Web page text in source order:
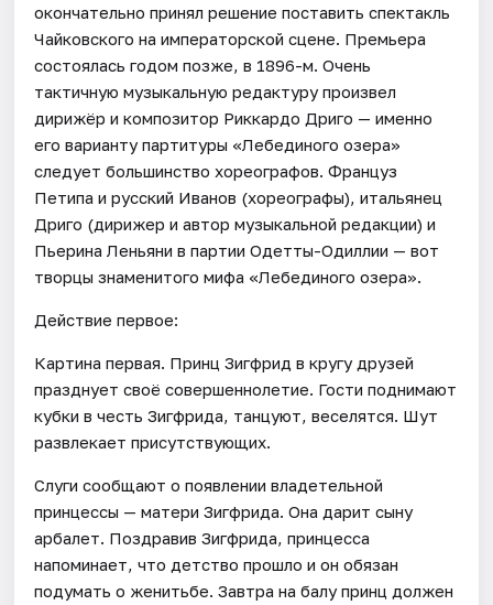
окончательно принял решение поставить спектакль
Чайковского на императорской сцене. Премьера
состоялась годом позже, в 1896-м. Очень
тактичную музыкальную редактуру произвел
дирижёр и композитор Риккардо Дриго — именно
его варианту партитуры «Лебединого озера»
следует большинство хореографов. Француз
Петипа и русский Иванов (хореографы), итальянец
Дриго (дирижер и автор музыкальной редакции) и
Пьерина Леньяни в партии Одетты-Одиллии — вот
творцы знаменитого мифа «Лебединого озера».
Действие первое:
Картина первая. Принц Зигфрид в кругу друзей
празднует своё совершеннолетие. Гости поднимают
кубки в честь Зигфрида, танцуют, веселятся. Шут
развлекает присутствующих.
Слуги сообщают о появлении владетельной
принцессы — матери Зигфрида. Она дарит сыну
арбалет. Поздравив Зигфрида, принцесса
напоминает, что детство прошло и он обязан
подумать о женитьбе. Завтра на балу принц должен